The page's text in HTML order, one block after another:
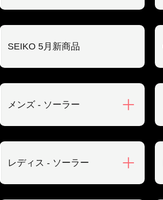
SEIKO 5月新商品
メンズ - ソーラー
レディス - ソーラー